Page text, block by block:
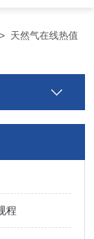
> 天然气在线热值
程